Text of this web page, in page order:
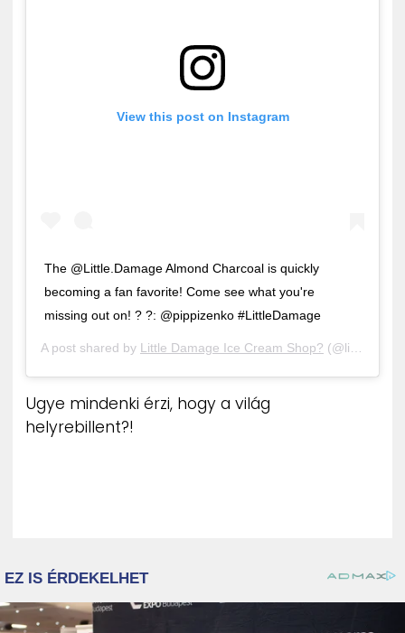
View this post on Instagram
The @Little.Damage Almond Charcoal is quickly
becoming a fan favorite! Come see what you're
missing out on! ? ?: @pippizenko #LittleDamage
A post shared by Little Damage Ice Cream Shop? (@little.damage) on
Ugye mindenki érzi, hogy a világ
helyrebillent?!